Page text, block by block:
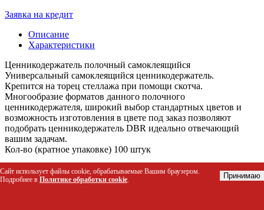
Заявка на кредит
Описание
Характеристики
Ценникодержатель полочный самоклеящийся
Универсальный самоклеящийся ценникодержатель.
Крепится на торец стеллажа при помощи скотча.
Многообразие форматов данного полочного
ценникодержателя, широкий выбор стандартных цветов и
возможность изготовления в цвете под заказ позволяют
подобрать ценникодержатель DBR идеально отвечающий
вашим задачам.
Кол-во (кратное упаковке) 100 штук
Вид
Ценникодержатели
Сайт использует файлы cookie, обрабатываемые Вашим браузером.
Подробнее в Политике обработки cookie. Принимаю